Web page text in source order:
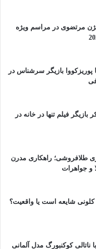
مرتضوی در مراسم ویژه
پوریزکووا بازیگر سرشناس در
فیلم تنها در خانه در
طلافروشی؛ راهکاری مدرن
و جواهرات
شایعه است یا واقعیت؟
ناتالی کوکنبورگ مدل آلمانی